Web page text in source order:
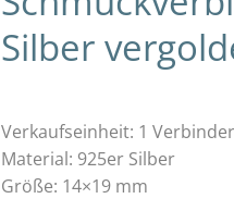
Silber
Verkaufseinheit: 1 Verbinder
Material: 925er Silber
Größe: 14×19 mm